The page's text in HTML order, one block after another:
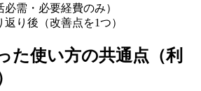
需・必要経費のみ）
り後（改善点を1つ）
た使い方の共通点（利